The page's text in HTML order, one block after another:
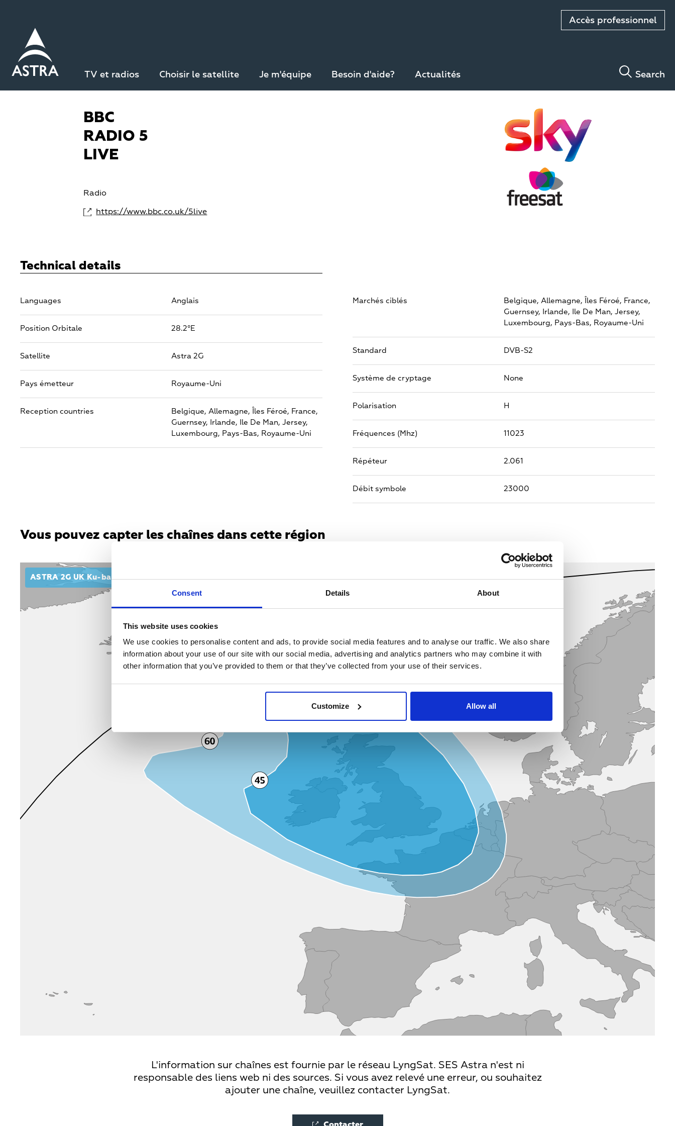
Consent Details About
This website uses cookies
We use cookies to personalise content and ads, to provide social media features and to analyse our traffic. We also share
information about your use of our site with our social media, advertising and analytics partners who may combine it with
other information that you’ve provided to them or that they’ve collected from your use of their services.
Customize Allow all
principal
Accès professionnel
Search
TV et radios Choisir le satellite Je m'équipe Besoin d'aide? Actualités
Retour à la liste des chaînes
BBC
RADIO 5
LIVE
Radio
https://www.bbc.co.uk/5live
Technical details
Languages Anglais
Position Orbitale 28.2°E
Satellite Astra 2G
Pays émetteur Royaume-Uni
Reception countries Belgique, Allemagne, Îles Féroé, France,
Guernsey,
Irlande, Ile De Man, Jersey,
Luxembourg, Pays-Bas, Royaume-Uni
Marchés ciblés Belgique, Allemagne, Îles Féroé, France,
Guernsey,
Irlande, Ile De Man, Jersey,
Luxembourg, Pays-Bas, Royaume-Uni
Standard DVB-S2
Système de cryptage None
Polarisation H
Fréquences (Mhz) 11023
Répéteur 2.061
Débit symbole 23000
Vous pouvez capter les chaînes dans cette région
ASTRA 2G UK Ku-band spot beam
L'information sur chaînes est fournie par le réseau LyngSat. SES Astra n'est ni
responsable des liens web ni des sources. Si vous avez relevé une erreur, ou souhaitez
ajouter une chaîne, veuillez contacter LyngSat.